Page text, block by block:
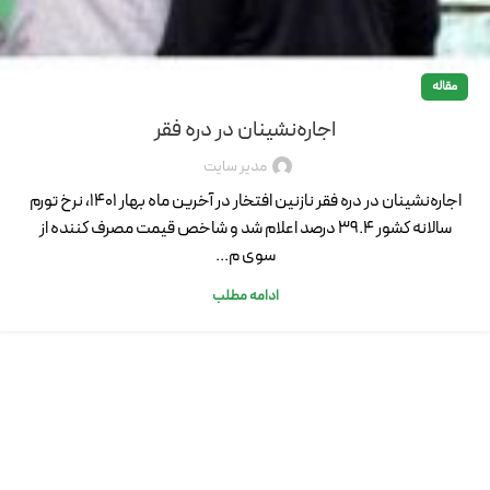
مقاله
اجاره‌نشینان در دره فقر
مدیر سایت
اجاره‌نشینان در دره فقر نازنین افتخار در آخرین ماه بهار 1401، نرخ تورم
سالانه کشور 39.4 درصد اعلام شد و شاخص قیمت مصرف کننده از
سوی م...
ادامه مطلب